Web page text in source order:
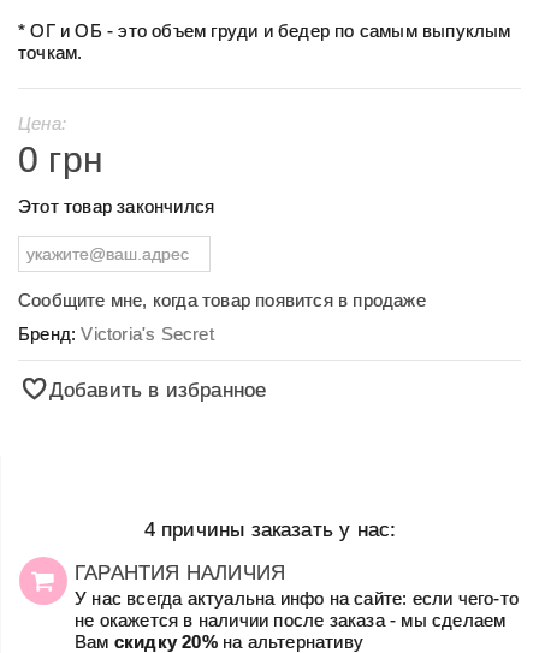
* ОГ и ОБ - это объем груди и бедер по самым выпуклым
точкам.
Цена:
0 грн
Этот товар закончился
Сообщите мне, когда товар появится в продаже
Бренд:Victoria's Secret
Добавить в избранное
4 причины заказать у нас:
ГАРАНТИЯ НАЛИЧИЯ
У нас всегда актуальна инфо на сайте: если чего-то
не окажется в наличии после заказа - мы сделаем
Вам скидку 20%на альтернативу